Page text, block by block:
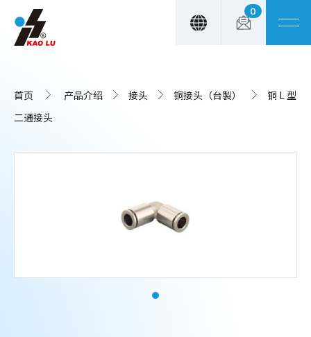
0
首页 产品介绍 接头 铜接头（台製）
铜 L 型
二通接头
Cookie管理面板